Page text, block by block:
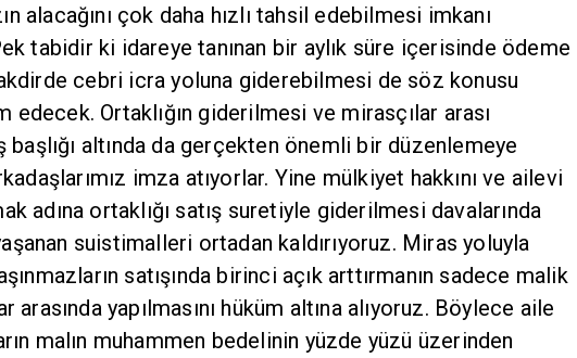
alacağını çok daha hızlı tahsil edebilmesi imkanı
tabidir ki idareye tanınan bir aylık süre içerisinde ödeme
cebri icra yoluna giderebilmesi de söz konusu
edecek. Ortaklığın giderilmesi ve mirasçılar arası
başlığı altında da gerçekten önemli bir düzenlemeye
imza atıyorlar. Yine mülkiyet hakkını ve ailevi
adına ortaklığı satış suretiyle giderilmesi davalarında
suistimalleri ortadan kaldırıyoruz. Miras yoluyla
satışında birinci açık arttırmanın sadece malik
arasında yapılmasını hüküm altına alıyoruz. Böylece aile
malın muhammen bedelinin yüzde yüzü üzerinden